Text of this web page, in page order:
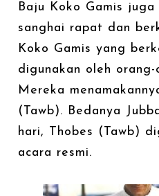
Baju Koko Gamis
sanghai rapat dan
Koko Gamis yang
digunakan oleh
Mereka
(Tawb). Bedanya
hari, Thobes (Tawb)
acara resmi.